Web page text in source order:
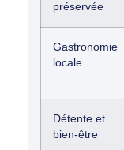
préservée
Gastronomie
locale
Détente et
bien-être